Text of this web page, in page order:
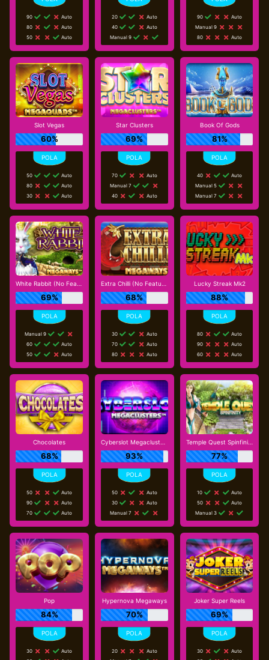
90
Auto
80
Auto
50
Auto
20
Auto
40
Auto
Manual 9
90
Auto
Manual 9
80
Auto
Slot Vegas
60%
50
Auto
80
Auto
30
Auto
Star Clusters
69%
70
Auto
Manual 7
40
Auto
Book Of Gods
81%
40
Auto
Manual 5
Manual 7
White Rabbit (No Feature Drop)
69%
Manual 9
60
Auto
50
Auto
Extra Chilli (No Feature Drop)
68%
30
Auto
70
Auto
80
Auto
Lucky Streak Mk2
88%
80
Auto
90
Auto
60
Auto
Chocolates
68%
50
Auto
90
Auto
70
Auto
Cyberslot Megaclusters
93%
50
Auto
30
Auto
Manual 7
Temple Quest Spinfinity
77%
10
Auto
50
Auto
Manual 3
Pop
84%
30
Auto
Hypernova Megaways
70%
20
Auto
Joker Super Reels
69%
30
Auto